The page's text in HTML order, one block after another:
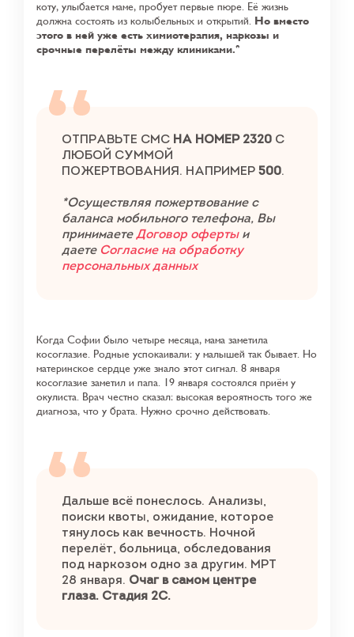
коту, улыбается маме, пробует первые пюре. Её жизнь
должна состоять из колыбельных и открытий. Но вместо
этого в ней уже есть химиотерапия, наркозы и
срочные перелёты между клиниками.
ОТПРАВЬТЕ СМС НА НОМЕР 2320 С
ЛЮБОЙ СУММОЙ
ПОЖЕРТВОВАНИЯ. НАПРИМЕР 500.
*Осуществляя пожертвование с
баланса мобильного телефона, Вы
принимаетеДоговор оферты и
даете Согласие на обработку
персональных данных
Когда Софии было четыре месяца, мама заметила
косоглазие. Родные успокаивали: у малышей так бывает. Но
материнское сердце уже знало этот сигнал. 8 января
косоглазие заметил и папа. 19 января состоялся приём у
окулиста. Врач честно сказал: высокая вероятность того же
диагноза, что у брата. Нужно срочно действовать.
Дальше всё понеслось. Анализы,
поиски квоты, ожидание, которое
тянулось как вечность. Ночной
перелёт, больница, обследования
под наркозом одно за другим. МРТ
28 января. Очаг в самом центре
глаза. Стадия 2C.